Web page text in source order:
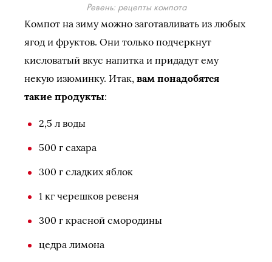
Ревень: рецепты компота
Компот на зиму можно заготавливать из любых
ягод и фруктов. Они только подчеркнут
кисловатый вкус напитка и придадут ему
некую изюминку. Итак, вам понадобятся
такие продукты:
2,5 л воды
500 г сахара
300 г сладких яблок
1 кг черешков ревеня
300 г красной смородины
цедра лимона